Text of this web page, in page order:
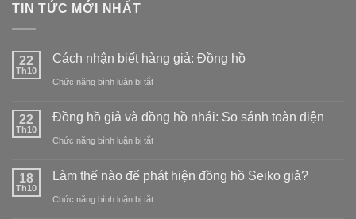
TIN TỨC MỚI NHẤT
22
Th10
Cách nhận biết hàng giả: Đồng hồ
Chức năng bình luận bị tắtở
nhận
hàng
22
Th10
Đồng hồ giả và đồng hồ nhái: So sánh toàn diện
Chức năng bình luận bị tắtở
18
Th10
Làm thế nào để phát hiện đồng hồ Seiko giả?
Chức năng bình luận bị tắtở